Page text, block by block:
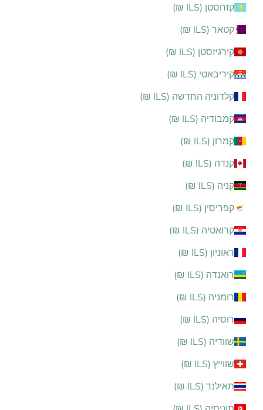
קזחסטן (ILS ₪)
קטאר (ILS ₪)
קירגיזסטן (ILS ₪)
קיריבאטי (ILS ₪)
קלדוניה החדשה (ILS ₪)
קמבודיה (ILS ₪)
קמרון (ILS ₪)
קנדה (ILS ₪)
קניה (ILS ₪)
קפריסין (ILS ₪)
קרואטיה (ILS ₪)
ראוניון (ILS ₪)
רואנדה (ILS ₪)
רומניה (ILS ₪)
רוסיה (ILS ₪)
שוודיה (ILS ₪)
שווייץ (ILS ₪)
תאילנד (ILS ₪)